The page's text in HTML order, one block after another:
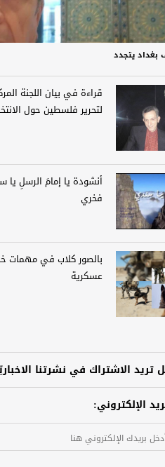
بغداد يتجدد
قراءة في بيان اللجنة
لتحرير فلسطين حول
أنشودة يا إمامَ الرسلِ يا
فخري
بالصور كلاب في مهمات
عسكرية
تريد الاشتراك في نشرتنا
الإلكتروني: